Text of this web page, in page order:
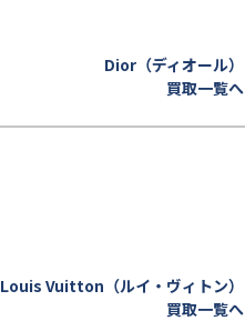
Dior（ディオール）
買取一覧へ
Louis Vuitton（ルイ・ヴィトン）
買取一覧へ